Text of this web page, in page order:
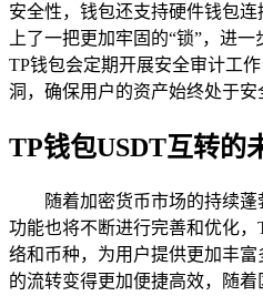
安全性，钱包还支持硬件钱包
上了一把更加牢固的“锁”，进
TP钱包会定期开展安全审计工
洞，确保用户的资产始终处于安
TP钱包USDT互转的
随着加密货币市场的持续
功能也将不断进行完善和优化，
络和币种，为用户提供更加丰
的流转变得更加便捷高效，随